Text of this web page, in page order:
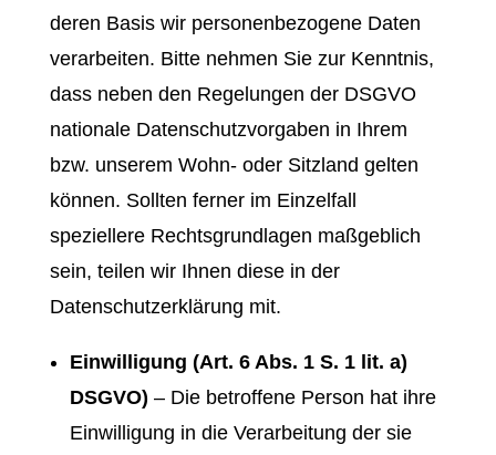
deren Basis wir personenbezogene Daten
verarbeiten. Bitte nehmen Sie zur Kenntnis,
dass neben den Regelungen der DSGVO
nationale Datenschutzvorgaben in Ihrem
bzw. unserem Wohn- oder Sitzland gelten
können. Sollten ferner im Einzelfall
speziellere Rechtsgrundlagen maßgeblich
sein, teilen wir Ihnen diese in der
Datenschutzerklärung mit.
Einwilligung (Art. 6 Abs. 1 S. 1 lit. a)
DSGVO) – Die betroffene Person hat ihre
Einwilligung in die Verarbeitung der sie